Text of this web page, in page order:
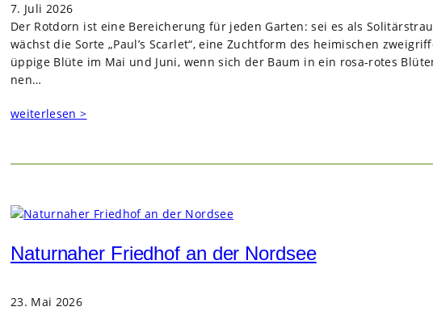
7. Juli 2026
Der Rot­dorn ist eine Berei­che­rung für jeden Gar­ten: sei es als
wächst die Sorte „Paul’s Scar­let“, eine Zucht­form des hei­mi­schen
üppige Blüte im Mai und Juni, wenn sich der Baum in ein rosa-rotes
nen…
weiterlesen >
Naturnaher Friedhof an der Nordsee
23. Mai 2026